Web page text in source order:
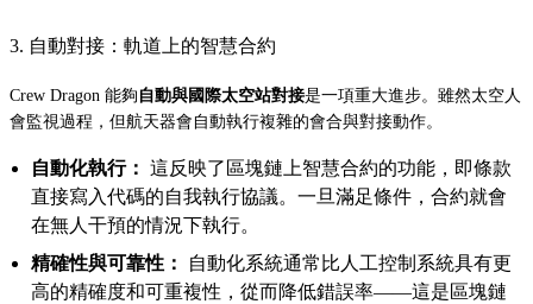
3. 自動對接：軌道上的智慧合約
Crew Dragon 能夠 自動與國際太空站對接是一項重大進步。雖然太空人
會監視過程，但航天器會自動執行複雜的會合與對接動作。
自動化執行： 這反映了區塊鏈上智慧合約的功能，即條款
直接寫入代碼的自我執行協議。一旦滿足條件，合約就會
在無人干預的情況下執行。
精確性與可靠性：
自動化系統通常比人工控制系統具有更
高的精確度和可重複性，從而降低錯誤率——這是區塊鏈